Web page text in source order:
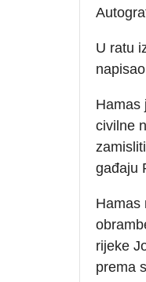
U ratu
Hamas
civilne
gađaju
Hamas
rijeke
prema